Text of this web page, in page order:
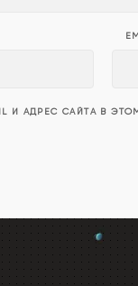
И АДРЕС САЙТА В